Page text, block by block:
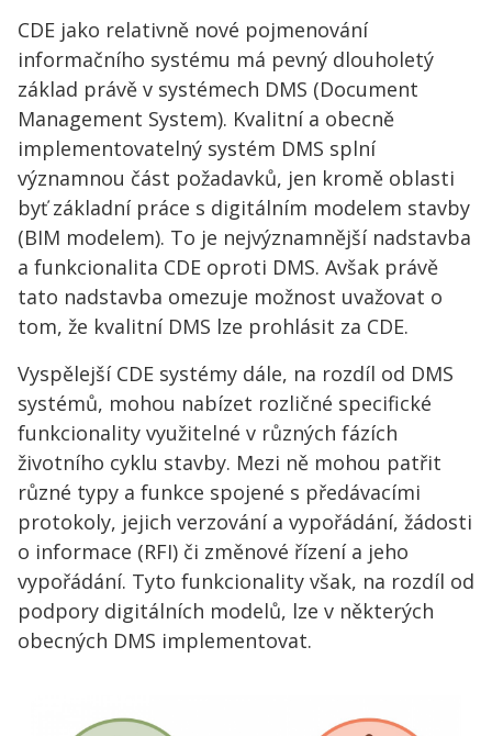
CDE jako relativně nové pojmenování
informačního systému má pevný dlouholetý
základ právě v systémech DMS (Document
Management System). Kvalitní a obecně
implementovatelný systém DMS splní
významnou část požadavků, jen kromě oblasti
byť základní práce s digitálním modelem stavby
(BIM modelem). To je nejvýznamnější nadstavba
a funkcionalita CDE oproti DMS. Avšak právě
tato nadstavba omezuje možnost uvažovat o
tom, že kvalitní DMS lze prohlásit za CDE.
Vyspělejší CDE systémy dále, na rozdíl od DMS
systémů, mohou nabízet rozličné specifické
funkcionality využitelné v různých fázích
životního cyklu stavby. Mezi ně mohou patřit
různé typy a funkce spojené s předávacími
protokoly, jejich verzování a vypořádání, žádosti
o informace (RFI) či změnové řízení a jeho
vypořádání. Tyto funkcionality však, na rozdíl od
podpory digitálních modelů, lze v některých
obecných DMS implementovat.